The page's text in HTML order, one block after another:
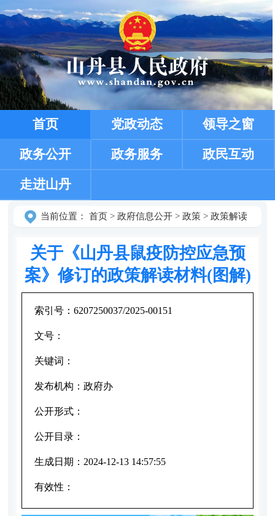
首页 党政动态 领导之窗
政务公开 政务服务 政民互动
走进山丹
当前位置： 首页> 政府信息公开> 政策> 政策解读
关于《山丹县鼠疫防控应急预
案》修订的政策解读材料(图解)
索引号： 6207250037/2025-00151
文号：
关键词：
发布机构： 政府办
公开形式：
公开目录：
生成日期： 2024-12-13 14:57:55
有效性：